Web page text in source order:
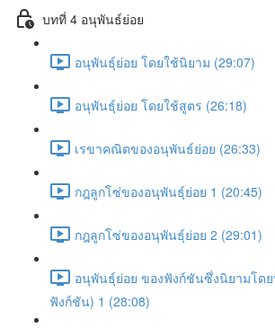
บทที่ 4 อนุพันธ์ย่อย
อนุพันธุ์ย่อย โดยใช้นิยาม (29:07)
อนุพันธุ์ย่อย โดยใช้สูตร (26:18)
เรขาคณิตของอนุพันธ์ย่อย (26:33)
กฎลูกโซ่ของอนุพันธุ์ย่อย 1 (20:45)
กฎลูกโซ่ของอนุพันธุ์ย่อย 2 (29:01)
อนุพันธุ์ย่อย ของฟังก์ชันซึ่งนิยามโดย
ฟังก์ชัน) 1 (28:08)